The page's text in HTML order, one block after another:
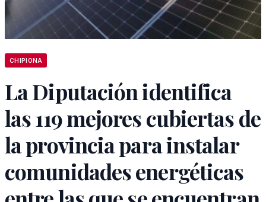
CHIPIONA
La Diputación identifica
las 119 mejores cubiertas de
la provincia para instalar
comunidades energéticas